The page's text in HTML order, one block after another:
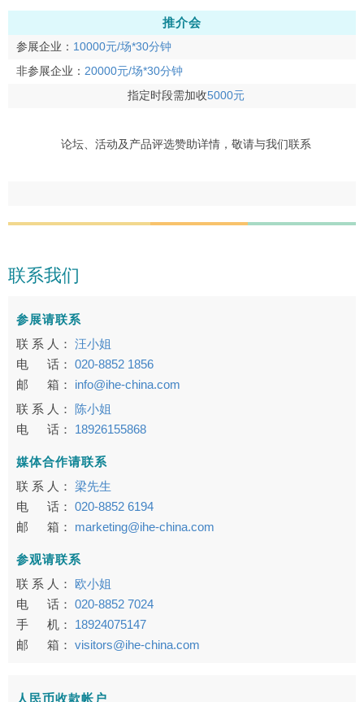
推介会
参展企业： 10000元/场*30分钟
非参展企业： 20000元/场*30分钟
指定时段需加收5000元
论坛、活动及产品评选赞助详情，敬请与我们联系
联系我们
参展请联系
联 系 人： 汪小姐
电 话： 020-8852 1856
邮 箱：
info@ihe-china.com
联 系 人：
陈小姐
电 话：
18926155868
媒体合作请联系
联 系 人： 梁先生
电 话： 020-8852 6194
邮 箱：
marketing@ihe-china.com
参观请联系
联 系 人：
欧小姐
电 话： 020-8852 7024
手 机：
18924075147
邮 箱： visitors@ihe-china.com
人民币收款帐户